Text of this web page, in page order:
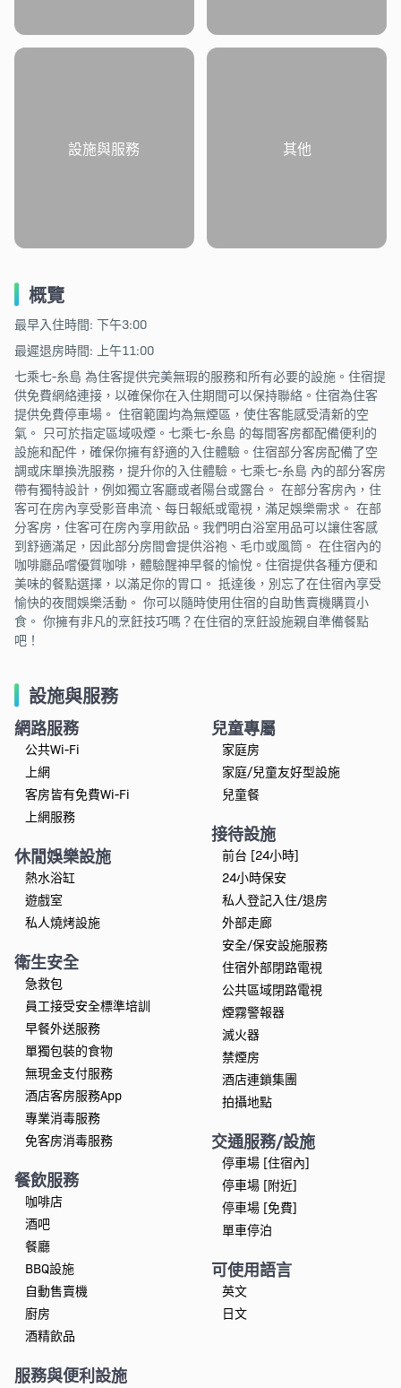
設施與服務 其他
概覽
最早入住時間: 下午3:00
最遲退房時間: 上午11:00
七乘七-糸島 為住客提供完美無瑕的服務和所有必要的設施。住宿提
供免費網絡連接，以確保你在入住期間可以保持聯絡。住宿為住客
提供免費停車場。 住宿範圍均為無煙區，使住客能感受清新的空
氣。 只可於指定區域吸煙。七乘七-糸島 的每間客房都配備便利的
設施和配件，確保你擁有舒適的入住體驗。住宿部分客房配備了空
調或床單換洗服務，提升你的入住體驗。七乘七-糸島 內的部分客房
帶有獨特設計，例如獨立客廳或者陽台或露台。 在部分客房內，住
客可在房內享受影音串流、每日報紙或電視，滿足娛樂需求。 在部
分客房，住客可在房內享用飲品。我們明白浴室用品可以讓住客感
到舒適滿足，因此部分房間會提供浴袍、毛巾或風筒。 在住宿內的
咖啡廳品嚐優質咖啡，體驗醒神早餐的愉悅。住宿提供各種方便和
美味的餐點選擇，以滿足你的胃口。 抵達後，別忘了在住宿內享受
愉快的夜間娛樂活動。 你可以隨時使用住宿的自助售賣機購買小
食。 你擁有非凡的烹飪技巧嗎？在住宿的烹飪設施親自準備餐點
吧！
設施與服務
網路服務
公共Wi-Fi
上網
客房皆有免費Wi-Fi
上網服務
休閒娛樂設施
熱水浴缸
遊戲室
私人燒烤設施
衛生安全
急救包
員工接受安全標準培訓
早餐外送服務
單獨包裝的食物
無現金支付服務
酒店客房服務App
專業消毒服務
免客房消毒服務
餐飲服務
咖啡店
酒吧
餐廳
BBQ設施
自動售賣機
廚房
酒精飲品
服務與便利設施
兒童專屬
家庭房
家庭/兒童友好型設施
兒童餐
接待設施
前台 [24小時]
24小時保安
私人登記入住/退房
外部走廊
安全/保安設施服務
住宿外部閉路電視
公共區域閉路電視
煙霧警報器
滅火器
禁煙房
酒店連鎖集團
拍攝地點
交通服務/設施
停車場 [住宿內]
停車場 [附近]
停車場 [免費]
單車停泊
可使用語言
英文
日文